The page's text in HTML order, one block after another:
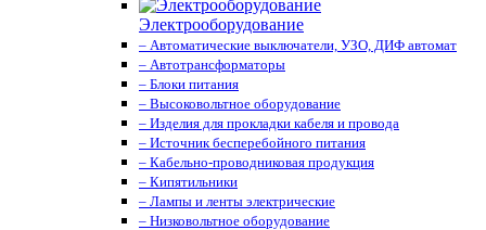
Электрооборудование
– Автоматические выключатели, УЗО, ДИФ автомат
– Автотрансформаторы
– Блоки питания
– Высоковольтное оборудование
– Изделия для прокладки кабеля и провода
– Источник бесперебойного питания
– Кабельно-проводниковая продукция
– Кипятильники
– Лампы и ленты электрические
– Низковольтное оборудование